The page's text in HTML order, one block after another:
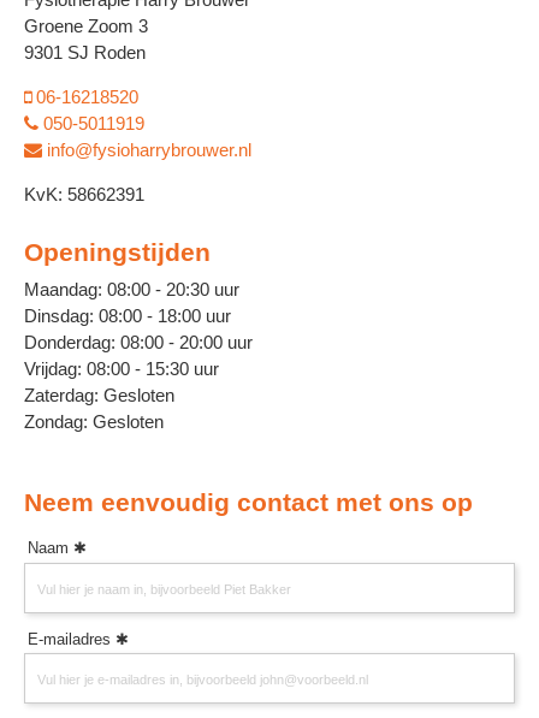
Groene Zoom 3
9301 SJ Roden
06-16218520
050-5011919
info@fysioharrybrouwer.nl
KvK: 58662391
Openingstijden
Maandag: 08:00 - 20:30 uur
Dinsdag: 08:00 - 18:00 uur
Donderdag: 08:00 - 20:00 uur
Vrijdag: 08:00 - 15:30 uur
Zaterdag: Gesloten
Zondag: Gesloten
Neem eenvoudig contact met ons op
Naam
E-mailadres